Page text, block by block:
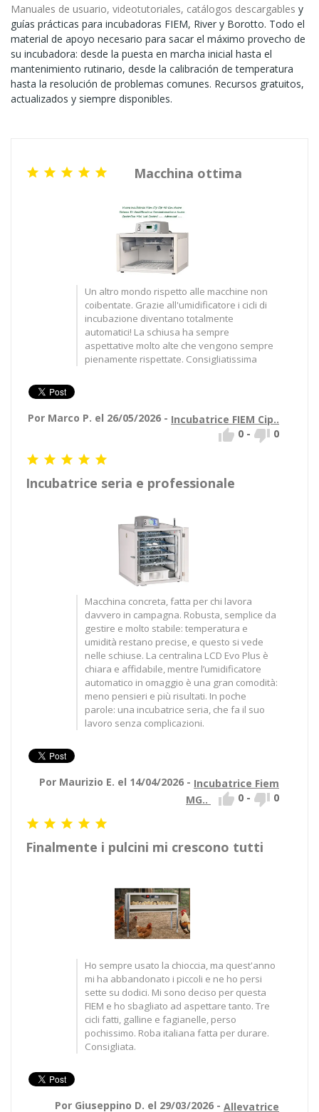
Manuales de usuario, videotutoriales, catálogos descargables y
guías prácticas para incubadoras FIEM, River y Borotto. Todo el
material de apoyo necesario para sacar el máximo provecho de
su incubadora: desde la puesta en marcha inicial hasta el
mantenimiento rutinario, desde la calibración de temperatura
hasta la resolución de problemas comunes. Recursos gratuitos,
actualizados y siempre disponibles.
     Macchina ottima
Un altro mondo rispetto alle macchine non
coibentate. Grazie all'umidificatore i cicli di
incubazione diventano totalmente
automatici! La schiusa ha sempre
aspettative molto alte che vengono sempre
pienamente rispettate. Consigliatissima
Por Marco P. el 26/05/2026 - Incubatrice FIEM Cip..
 0 -  0
    
Incubatrice seria e professionale
Macchina concreta, fatta per chi lavora
davvero in campagna. Robusta, semplice da
gestire e molto stabile: temperatura e
umidità restano precise, e questo si vede
nelle schiuse. La centralina LCD Evo Plus è
chiara e affidabile, mentre l’umidificatore
automatico in omaggio è una gran comodità:
meno pensieri e più risultati. In poche
parole: una incubatrice seria, che fa il suo
lavoro senza complicazioni.
Por Maurizio E. el 14/04/2026 - Incubatrice Fiem
MG..
 0 -  0
    
Finalmente i pulcini mi crescono tutti
Ho sempre usato la chioccia, ma quest'anno
mi ha abbandonato i piccoli e ne ho persi
sette su dodici. Mi sono deciso per questa
FIEM e ho sbagliato ad aspettare tanto. Tre
cicli fatti, galline e fagianelle, perso
pochissimo. Roba italiana fatta per durare.
Consigliata.
Por Giuseppino D. el 29/03/2026 - Allevatrice